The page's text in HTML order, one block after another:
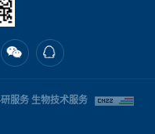
服务生物技术服务